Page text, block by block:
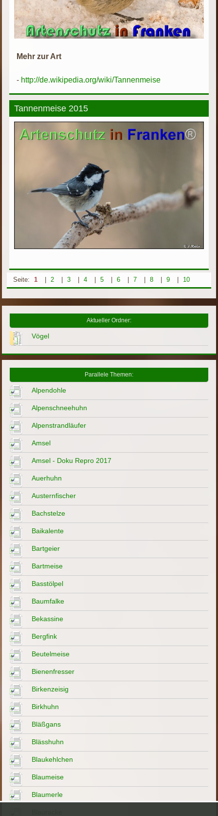
Mehr zur Art
- http://de.wikipedia.org/wiki/Tannenmeise
Tannenmeise 2015
Seite: 1 2 3 4 5 6 7 8 9 10
Aktueller Ordner:
Vögel
Parallele Themen:
Alpendohle
Alpenschneehuhn
Alpenstrandläufer
Amsel
Amsel - Doku Repro 2017
Auerhuhn
Austernfischer
Bachstelze
Baikalente
Bartgeier
Bartmeise
Basstölpel
Baumfalke
Bekassine
Bergfink
Beutelmeise
Bienenfresser
Birkenzeisig
Birkhuhn
Bläßgans
Blässhuhn
Blaukehlchen
Blaumeise
Blaumerle